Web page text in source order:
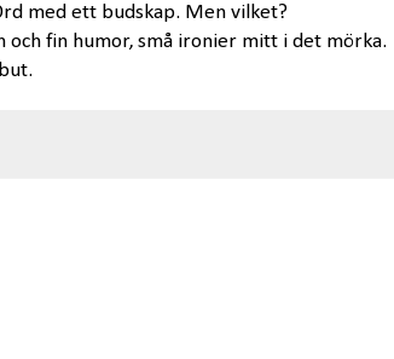
med ett budskap. Men vilket?
och fin humor, små ironier mitt i det mörka.